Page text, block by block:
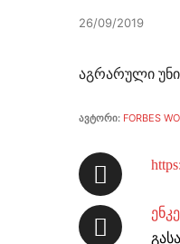
26/09/2019
აგრარული
ავტორი: FORBES